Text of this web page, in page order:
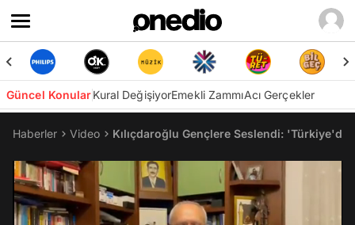
Güncel KonularKural DeğişiyorEmekli ZammıAcı Gerçekler
Haberler Video Kılıçdaroğlu Gençlere Seslendi: 'Türkiye'de